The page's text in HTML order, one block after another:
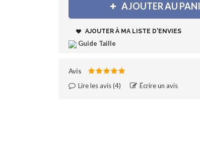
AJOUTER AU
AJOUTER À MA LISTE D'ENVIES
Guide Taille
Avis
Lire les avis (4)‎ Écrire un avis